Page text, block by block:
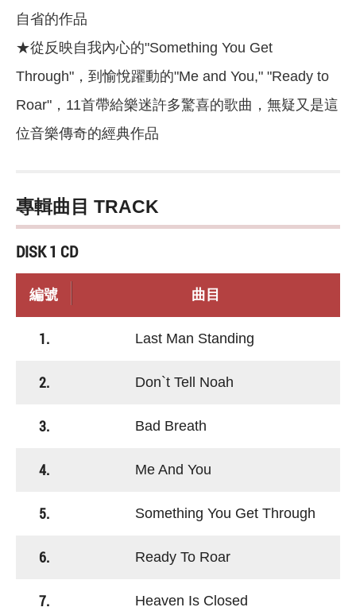
自省的作品
★從反映自我內心的"Something You Get
Through"，到愉悅躍動的"Me and You," "Ready to
Roar"，11首帶給樂迷許多驚喜的歌曲，無疑又是這
位音樂傳奇的經典作品
專輯曲目 TRACK
DISK 1 CD
編號 曲目
1. Last Man Standing
2. Don`t Tell Noah
3. Bad Breath
4. Me And You
5. Something You Get Through
6. Ready To Roar
7. Heaven Is Closed